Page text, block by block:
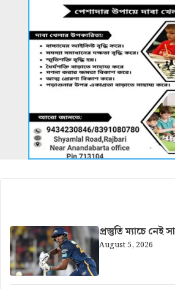
প্রস্তুতি ম্যাচে নেই
August 5, 2026